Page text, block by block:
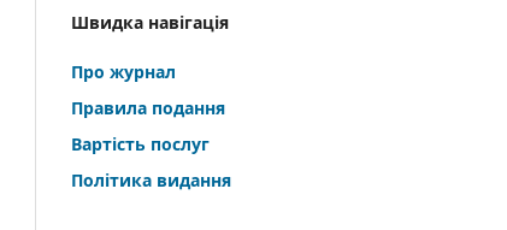
Швидка навігація
Про журнал
Правила подання
Вартість послуг
Політика видання